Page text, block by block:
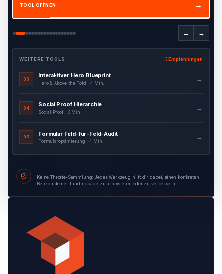
TOOL ÖFFNEN →
← →
WEITERE TOOLS 3 Empfehlungen
03
Interaktiver Hero Blueprint
Hero & Above the Fold · 4 Min.
→
04
Social Proof Hierarchie
Social Proof · 3 Min.
→
05
Formular Feld-für-Feld-Audit
Formularoptimierung · 4 Min.
→
Keine Theorie-Sammlung: Jedes Werkzeug hilft dir dabei, einen konkreten
Bereich deiner Landingpage zu analysieren oder zu verbessern.